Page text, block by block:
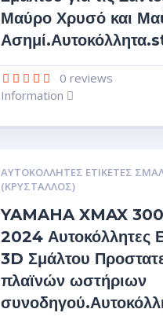
Μαύρο Χρυσό και
0 reviews
Information
ΑΥΤΟΚΌΛΛΗΤΕΣ ΕΤΙΚΈΤΕΣ
(ΚΡΥΣΤΑΛΛΟΣ)
YAMAHA XMAX
2024 Αυτοκόλλητες
3D Σμάλτου
πλαϊνών ωστήριων